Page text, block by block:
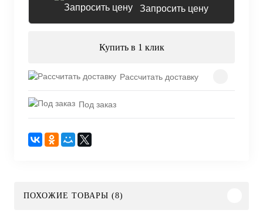
Запросить цену
Купить в 1 клик
Рассчитать доставку
Под заказ
ПОХОЖИЕ ТОВАРЫ (8)